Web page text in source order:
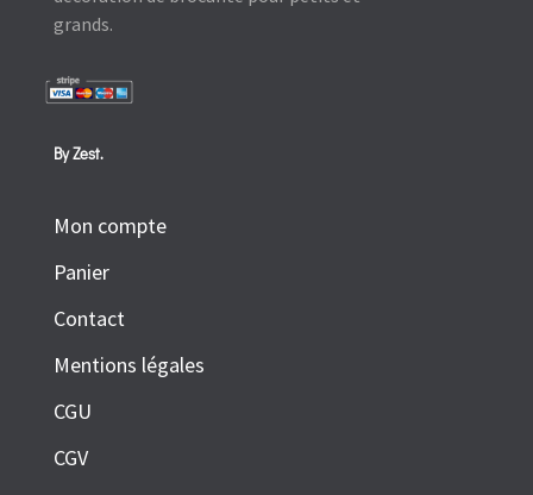
grands.
By Zest.
Mon compte
Panier
Contact
Mentions légales
CGU
CGV